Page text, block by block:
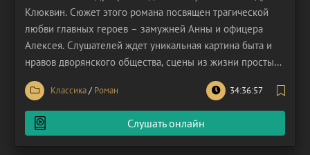
Клюквин. Сюжет этого романа посвящен трагической
любви главных героев – замужней Анны и офицера
Алексея. Слушателей ждет уникальная картина быта и
нравов дворянского общества, сцены из жизни простых
крестьянских рабочих, а также философские
размышления писательского альтер эго Лёвина.
Замужняя Каренина отправляется к своему брату, желая
помочь
Классика/ Роман 34:36:57
Слушать онлайн